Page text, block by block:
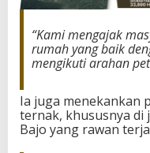
“Kami mengajak
rumah yang baik
mengikuti arahan
Ia juga menekankan
ternak, khususnya di
Bajo yang rawan